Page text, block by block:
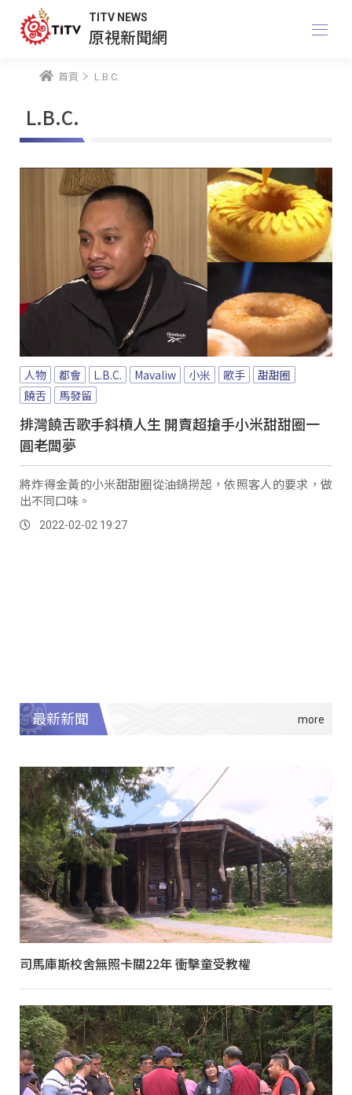
TITV NEWS
原視新聞網
首頁 L.B.C.
L.B.C.
人物 都會 L.B.C. Mavaliw 小米 歌手
甜甜圈
饒舌
馬發留
排灣饒舌歌手斜槓人生 開賣超搶手小米甜甜圈一
圓老闆夢
將炸得金黃的小米甜甜圈從油鍋撈起，依照客人的要求，做
出不同口味。
2022-02-02 19:27
最新新聞
司馬庫斯校舍無照卡關22年 衝擊童受教權